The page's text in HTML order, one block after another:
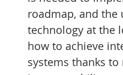
roadmap, and
technology at the
how to achieve
systems thanks